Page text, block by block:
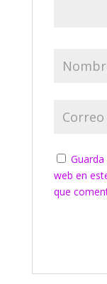
web en
que